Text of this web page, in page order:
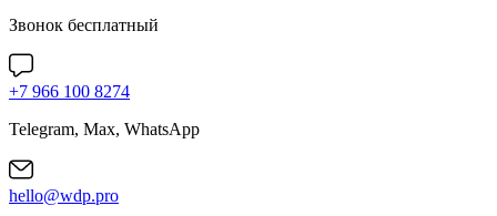
Звонок бесплатный
+7 966 100 8274
Telegram, Max, WhatsApp
hello@wdp.pro